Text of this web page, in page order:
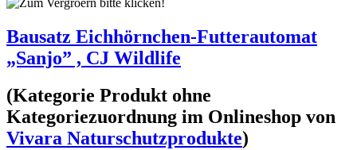
Bausatz Eichhörnchen-Futterautomat
„Sanjo” , CJ Wildlife
(Kategorie Produkt ohne
Kategoriezuordnung im Onlineshop von
Vivara Naturschutzprodukte)